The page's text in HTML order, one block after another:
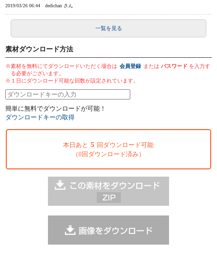
2019/03/26 06:44 dedichan さん
一覧を見る
素材ダウンロード方法
※素材を無料にてダウンロードいただく場合は 会員登録 またはパスワード を入力す
る必要がございます。
※１日にダウンロード可能な回数が設定されています。
簡単に無料でダウンロードが可能！
ダウンロードキーの取得
本日あと 5 回ダウンロード可能
（0回ダウンロード済み）